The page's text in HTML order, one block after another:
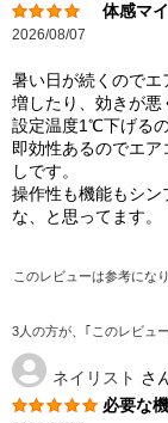
体感マ
2026/08/07
暑い日が続くので
増したり、効きが悪
設定温度1℃下げる
即効性あるのでエ
しです。
操作性も機能もシ
な、と思ってます。
このレビューは参考にな
3人の方が、｢このレビュ
ネイリスト さ
必要な